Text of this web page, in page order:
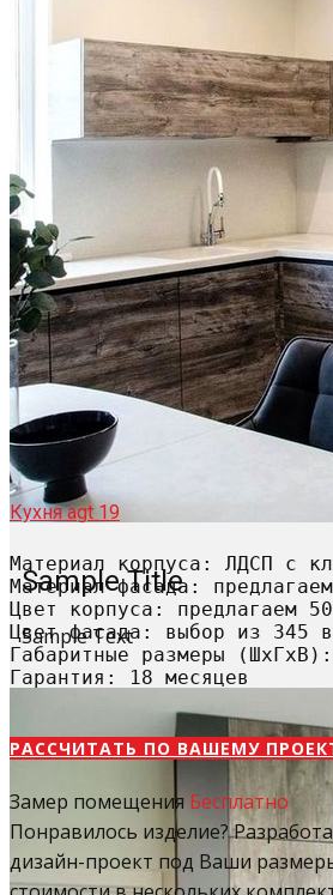
Sample Title
Sample Text
Кухня agt 19
Материал корпуса: ЛДСП с
Материал фасада:
Цвет корпуса: предлагаем
Цвет фасада: выбор из 345
Габаритные размеры
Гарантия: 18 месяцев
РАССЧИТАТЬ​ ПО ВАШЕМУ
Замер помещения Бесплатно
Понравилось изделие?
дизайн-проект под Ваши